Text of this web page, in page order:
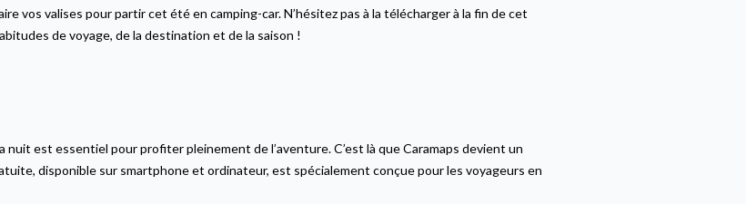
vos valises pour partir cet été en camping-car. N’hésitez pas à la télécharger à la fin de cet
de voyage, de la destination et de la saison !
nuit est essentiel pour profiter pleinement de l’aventure. C’est là que Caramaps devient un
disponible sur smartphone et ordinateur, est spécialement conçue pour les voyageurs en